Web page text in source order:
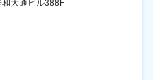
ーのあり方含めてシステム
識・開発スキルだけでな
要件定義～設計～開発～テ
える経験を積むことができ
大通ビル388F